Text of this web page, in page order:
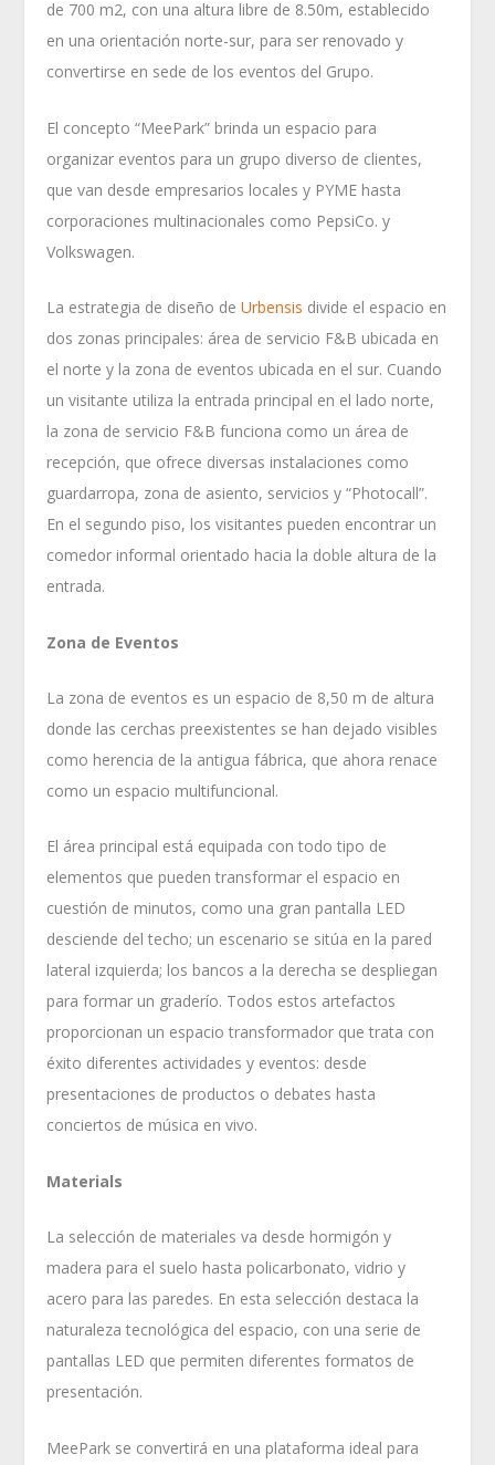
de 700 m2, con una altura libre de 8.50m, establecido
en una orientación norte-sur, para ser renovado y
convertirse en sede de los eventos del Grupo.
El concepto “MeePark” brinda un espacio para
organizar eventos para un grupo diverso de clientes,
que van desde empresarios locales y PYME hasta
corporaciones multinacionales como PepsiCo. y
Volkswagen.
La estrategia de diseño deUrbensis divide el espacio en
dos zonas principales: área de servicio F&B ubicada en
el norte y la zona de eventos ubicada en el sur. Cuando
un visitante utiliza la entrada principal en el lado norte,
la zona de servicio F&B funciona como un área de
recepción, que ofrece diversas instalaciones como
guardarropa, zona de asiento, servicios y “Photocall”.
En el segundo piso, los visitantes pueden encontrar un
comedor informal orientado hacia la doble altura de la
entrada.
Zona de Eventos
La zona de eventos es un espacio de 8,50 m de altura
donde las cerchas preexistentes se han dejado visibles
como herencia de la antigua fábrica, que ahora renace
como un espacio multifuncional.
El área principal está equipada con todo tipo de
elementos que pueden transformar el espacio en
cuestión de minutos, como una gran pantalla LED
desciende del techo; un escenario se sitúa en la pared
lateral izquierda; los bancos a la derecha se despliegan
para formar un graderío. Todos estos artefactos
proporcionan un espacio transformador que trata con
éxito diferentes actividades y eventos: desde
presentaciones de productos o debates hasta
conciertos de música en vivo.
Materials
La selección de materiales va desde hormigón y
madera para el suelo hasta policarbonato, vidrio y
acero para las paredes. En esta selección destaca la
naturaleza tecnológica del espacio, con una serie de
pantallas LED que permiten diferentes formatos de
presentación.
MeePark se convertirá en una plataforma ideal para